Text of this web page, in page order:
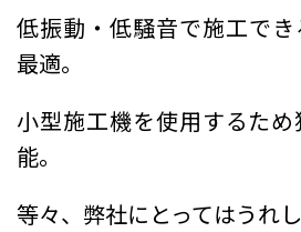
低振動・低騒音で施工で
最適。
小型施工機を使用するため
能。
等々、弊社にとってはうれ